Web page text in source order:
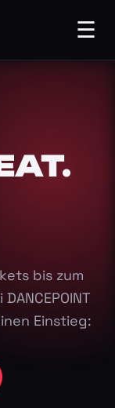
☰
bis zum
Einstieg: